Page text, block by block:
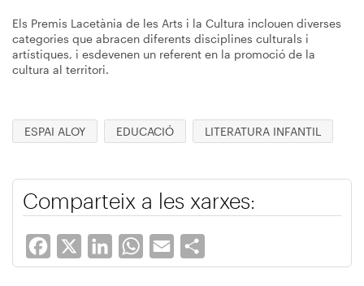
Els Premis Lacetània de les Arts i la Cultura inclouen diverses
categories que abracen diferents disciplines culturals i
artístiques, i esdevenen un referent en la promoció de la
cultura al territori.
ESPAI ALOY EDUCACIÓ LITERATURA INFANTIL
Comparteix a les xarxes:
Facebook LinkedInWhatsApp
Email